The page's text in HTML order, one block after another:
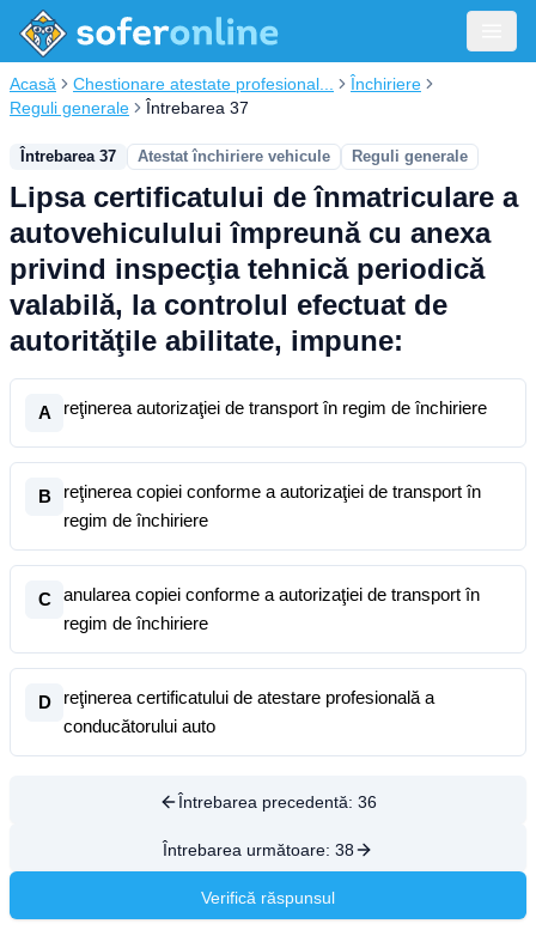
Acasă Chestionare atestate profesional...
Închiriere
Reguli generale
Întrebarea 37
Întrebarea 37 Atestat închiriere vehicule Reguli generale
Lipsa certificatului de înmatriculare a
autovehiculului împreună cu anexa
privind inspecţia tehnică periodică
valabilă, la controlul efectuat de
autorităţile abilitate, impune:
A reţinerea autorizaţiei de transport în regim de închiriere
B
reţinerea copiei conforme a autorizaţiei de transport în
regim de închiriere
C
anularea copiei conforme a autorizaţiei de transport în
regim de închiriere
D
reţinerea certificatului de atestare profesională a
conducătorului auto
Întrebarea precedentă: 36
Întrebarea următoare: 38
Verifică răspunsul